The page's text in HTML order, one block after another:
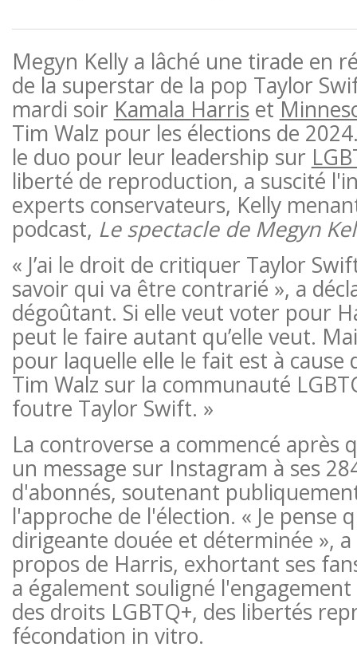
Megyn Kelly a lâché une tirade en
de la superstar de la pop Taylor
mardi soir Kamala Harriset
Tim Walz pour les élections de
le duo pour leur leadership sur
liberté de reproduction, a suscité
experts conservateurs, Kelly
podcast, Le spectacle de Megyn
« J’ai le droit de critiquer Taylor
savoir qui va être contrarié », a
dégoûtant. Si elle veut voter pour
peut le faire autant qu’elle veut.
pour laquelle elle le fait est à cause
Tim Walz sur la communauté
foutre Taylor Swift. »
La controverse a commencé après
un message sur Instagram à ses
d'abonnés, soutenant
l'approche de l'élection. « Je pense
dirigeante douée et déterminée »,
propos de Harris, exhortant ses
a également souligné
des droits LGBTQ+, des libertés
fécondation in vitro.